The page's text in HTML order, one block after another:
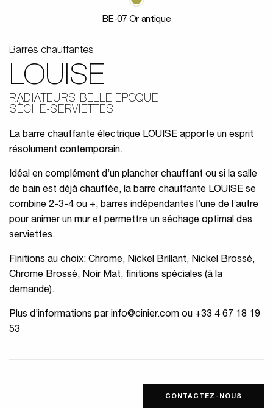
BE-07 Or antique
Barres chauffantes
LOUISE
RADIATEURS BELLE EPOQUE
SÈCHE-SERVIETTES
La barre chauffante électrique LOUISE apporte un esprit
résolument contemporain.
Idéal en complément d’un plancher chauffant ou si la salle
de bain est déjà chauffée, la barre chauffante LOUISE se
combine 2-3-4 ou +, barres indépendantes l’une de l’autre
pour animer un mur et permettre un séchage optimal des
serviettes.
Finitions au choix: Chrome, Nickel Brillant, Nickel Brossé,
Chrome Brossé, Noir Mat, finitions spéciales (à la
demande).
Plus d’informations parinfo@cinier.com ou +33 4 67 18 19
53
CONTACTEZ-NOUS